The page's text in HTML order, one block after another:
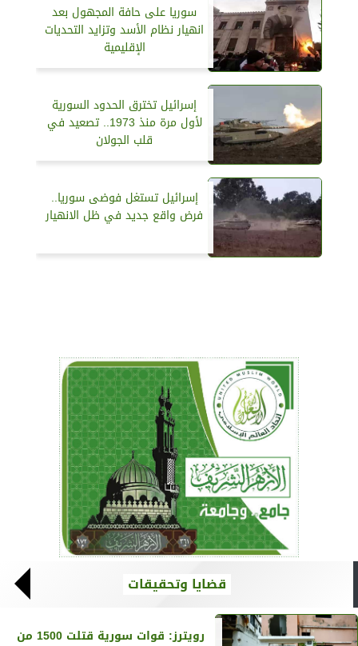
سوريا على حافة المجهول بعد
انهيار نظام الأسد وتزايد التحديات
الإقليمية
إسرائيل تخترق الحدود السورية
لأول مرة منذ 1973.. تصعيد في
قلب الجولان
إسرائيل تستغل فوضى سوريا..
فرض واقع جديد في ظل الانهيار
قضايا وتحقيقات
رويترز‏: قوات سورية قتلت 1500 من